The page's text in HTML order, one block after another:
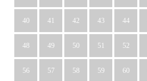
40 41 42 43 44
48 49 50 51 52
56 57 58 59 60